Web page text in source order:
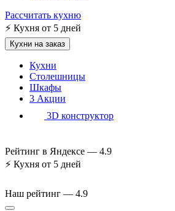
Рассчитать кухню
⚡ Кухня от 5 дней
Кухни на заказ
Кухни
Столешницы
Шкафы
3 Акции
3D конструктор
Рейтинг в Яндексе — 4.9
⚡ Кухня от 5 дней
Наш рейтинг — 4.9